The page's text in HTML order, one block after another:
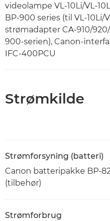
videolampe VL-10Li/VL-
BP-900 series (til VL-10Li/
strømadapter CA-910/
900-serien), Canon-
IFC-400PCU
Strømkilde
Strømforsyning (batteri)
Canon batteripakke BP-
(tilbehør)
Strømforbrug